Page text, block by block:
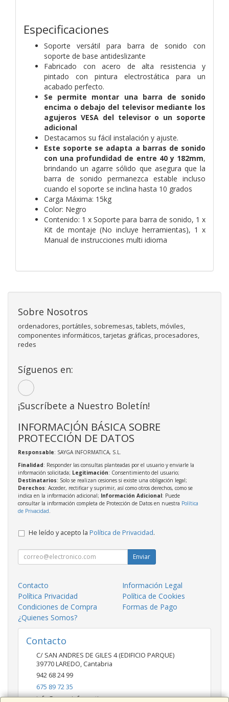
Especificaciones
Soporte versátil para barra de sonido con
soporte de base antideslizante
Fabricado con acero de alta resistencia y
pintado con pintura electrostática para un
acabado perfecto.
Se permite montar una barra de sonido
encima o debajo del televisor mediante los
agujeros VESA del televisor o un soporte
adicional
Destacamos su fácil instalación y ajuste.
Este soporte se adapta a barras de sonido
con una profundidad de entre 40 y 182mm,
brindando un agarre sólido que asegura que la
barra de sonido permanezca estable incluso
cuando el soporte se inclina hasta 10 grados
Carga Máxima: 15kg
Color: Negro
Contenido: 1 x Soporte para barra de sonido, 1 x
Kit de montaje (No incluye herramientas), 1 x
Manual de instrucciones multi idioma
Sobre Nosotros
ordenadores, portátiles, sobremesas, tablets, móviles,
componentes informáticos, tarjetas gráficas, procesadores,
redes
Síguenos en:
¡Suscríbete a Nuestro Boletín!
INFORMACIÓN BÁSICA SOBRE
PROTECCIÓN DE DATOS
Responsable: SAYGA INFORMATICA, S.L.
Finalidad: Responder las consultas planteadas por el usuario y enviarle la
información solicitada; Legitimación: Consentimiento del usuario;
Destinatarios: Solo se realizan cesiones si existe una obligación legal;
Derechos: Acceder, rectificar y suprimir, así como otros derechos, como se
indica en la información adicional; Información Adicional: Puede
consultar la información completa de Protección de Datos en nuestra Política
de Privacidad
He leído y acepto la Política de Privacidad.
Enviar
Contacto
Información Legal
Política Privacidad
Política de Cookies
Condiciones de Compra
Formas de Pago
¿Quienes Somos?
Contacto
C/ SAN ANDRES DE GILES 4 (EDIFICIO PARQUE)
39770LAREDO, Cantabria
942 68 24 99
675 89 72 35
info@saygainformatica.com